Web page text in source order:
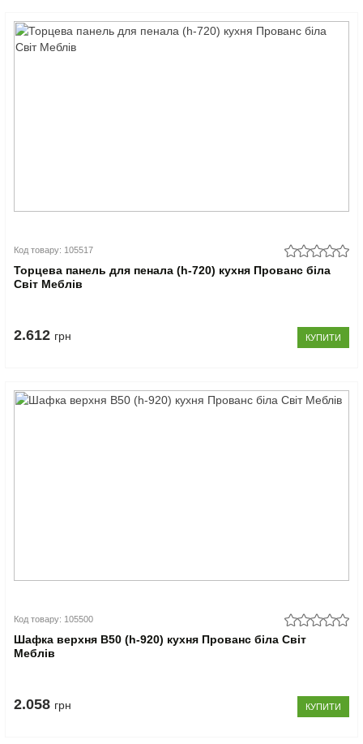
Код товару: 105517
Торцева панель для пенала (h-720) кухня Прованс біла
Світ Меблів
2.612 грн КУПИТИ
Код товару: 105500
Шафка верхня В50 (h-920) кухня Прованс біла Світ
Меблів
2.058 грн КУПИТИ